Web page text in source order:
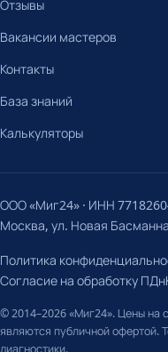
Отзывы
Вакансии мастеров
Контакты
База знаний
Калькуляторы
ООО «Миг24» · ИНН
Москва, ул. Новая
Политика
Согласие на обработку ПДн
© 2014–2026 «Миг24». Цены на
являются публичной офертой.
диагностики.